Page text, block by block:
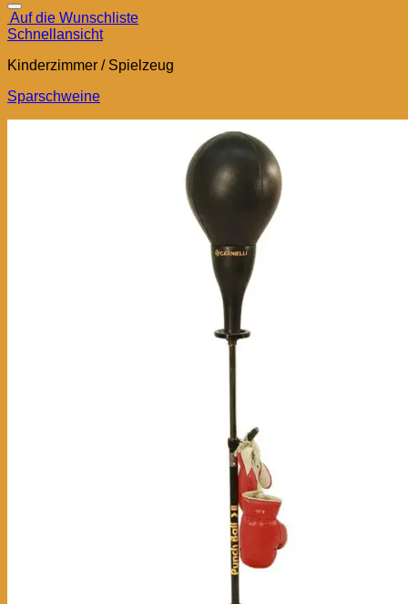
Auf die Wunschliste
Schnellansicht
Kinderzimmer / Spielzeug
Sparschweine